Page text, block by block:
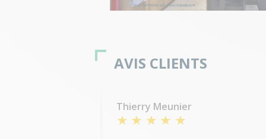
AVIS CLIENTS
Thierry Meunier